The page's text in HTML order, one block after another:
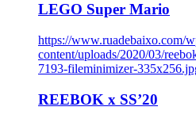
LEGO Super Mario
https://www.ruadebaixo.com/
content/uploads/2020/03/
7193-fileminimizer-
REEBOK x SS’20